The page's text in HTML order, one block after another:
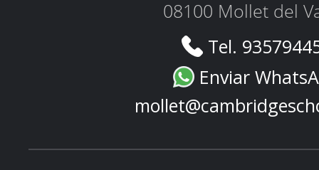
08100 Mollet del
Tel.
Enviar